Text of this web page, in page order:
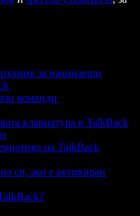
за начинаещи
команди
клавиатура в TalkBack
на TalkBack
си, ако е активиран